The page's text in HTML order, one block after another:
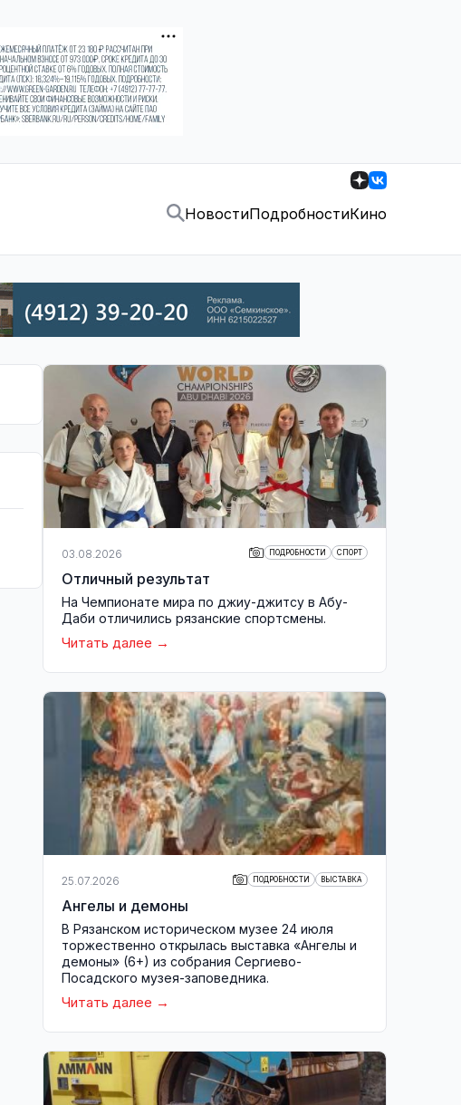
НовостиПодробностиКино
03.08.2026 ПОДРОБНОСТИ СПОРТ
Отличный результат
На Чемпионате мира по джиу-джитсу в Абу-
Даби отличились рязанские спортсмены.
Читать далее
25.07.2026 ПОДРОБНОСТИ ВЫСТАВКА
Ангелы и демоны
В Рязанском историческом музее 24 июля
торжественно открылась выставка «Ангелы и
демоны» (6+) из собрания Сергиево-
Посадского музея-заповедника.
Читать далее